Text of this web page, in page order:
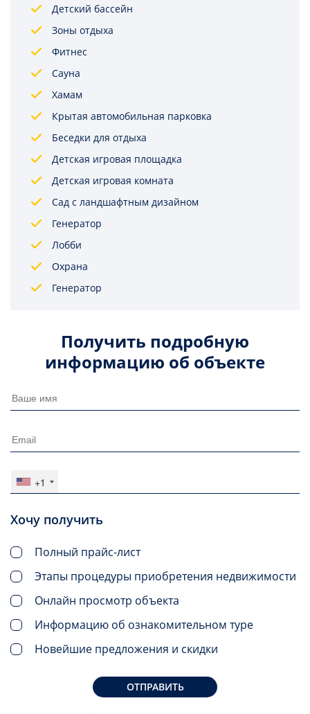
Детский бассейн
Зоны отдыха
Фитнес
Сауна
Хамам
Крытая автомобильная парковка
Беседки для отдыха
Детская игровая площадка
Детская игровая комната
Сад с ландшафтным дизайном
Генератор
Лобби
Охрана
Генератор
Получить подробную
информацию об объекте
+1
Хочу получить
Полный прайс-лист
Этапы процедуры приобретения недвижимости
Онлайн просмотр объекта
Информацию об ознакомительном туре
Новейшие предложения и скидки
ОТПРАВИТЬ